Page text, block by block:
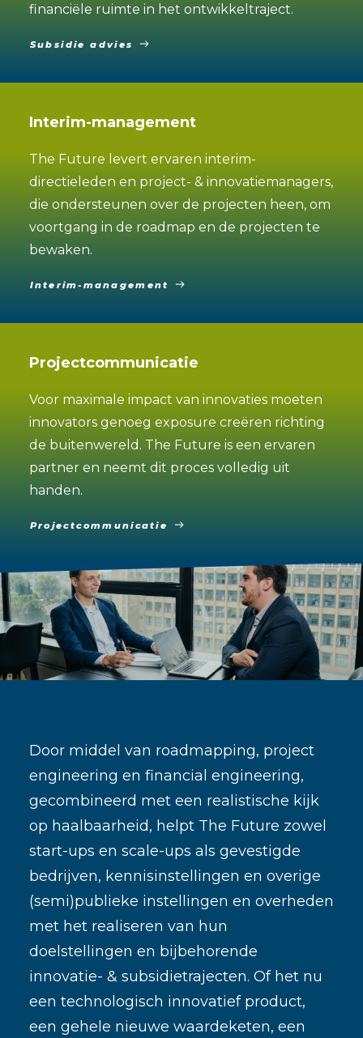
financiële ruimte in het ontwikkeltraject.
Subsidie advies
Interim-management
The Future levert ervaren interim-
directieleden en project- & innovatiemanagers,
die ondersteunen over de projecten heen, om
voortgang in de roadmap en de projecten te
bewaken.
Interim-management
Projectcommunicatie
Voor maximale impact van innovaties moeten
innovators genoeg exposure creëren richting
de buitenwereld. The Future is een ervaren
partner en neemt dit proces volledig uit
handen.
Projectcommunicatie
Door middel van roadmapping, project
engineering en financial engineering,
gecombineerd met een realistische kijk
op haalbaarheid, helpt The Future zowel
start-ups en scale-ups als gevestigde
bedrijven, kennisinstellingen en overige
(semi)publieke instellingen en overheden
met het realiseren van hun
doelstellingen en bijbehorende
innovatie- & subsidietrajecten. Of het nu
een technologisch innovatief product,
een gehele nieuwe waardeketen, een